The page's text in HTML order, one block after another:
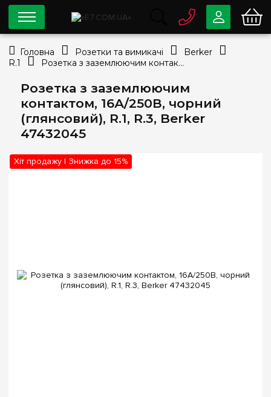
Розетка з заземлюючим
контактом, 16А/250В, чорний
(глянсовий), R.1, R.3, Berker
47432045
Хіт продажу | Знижка до 15%
0 80033-63-07
info@e7.com.ua
044334-79-78
Viber Telegram
Головна Розетки та вимикачі
Berker
R.1
Розетка з заземлюючим контактом, 16А/250В, чорний (глянсовий), R.1, R.3, Berker 47432045